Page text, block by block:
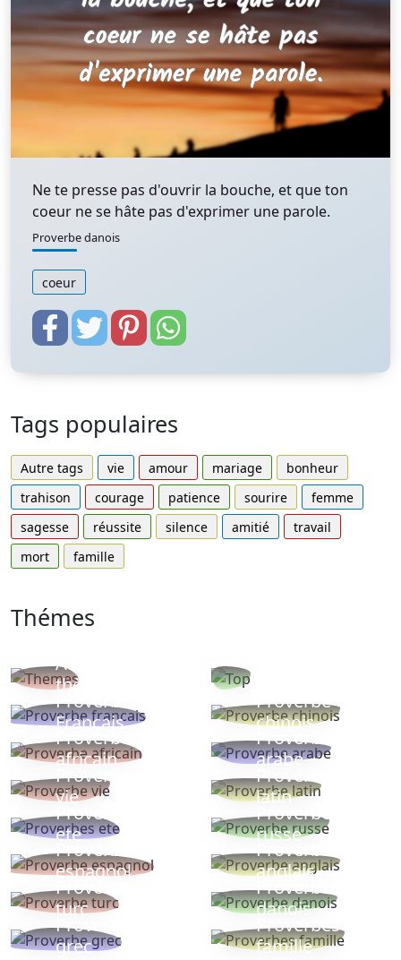
Ne te presse pas d'ouvrir la bouche, et que ton
coeur ne se hâte pas d'exprimer une parole.
Proverbe danois
coeur
Tags populaires
Autre tags vie amour mariage
bonheur
trahison
courage patience sourire
femme
sagesse
réussite silence amitié
travail
mort
famille
Thémes
Autres
thèmes
Proverbe
Français
Proverbe
chinois
Proverbe
africain
Proverbe
arabe
Proverbe
vie
Proverbe
latin
Proverbes
ete
Proverbe
russe
Proverbe
espagnol
Proverbe
anglais
Proverbe
turc
Proverbe
danois
Proverbe
grec
Proverbes
famille